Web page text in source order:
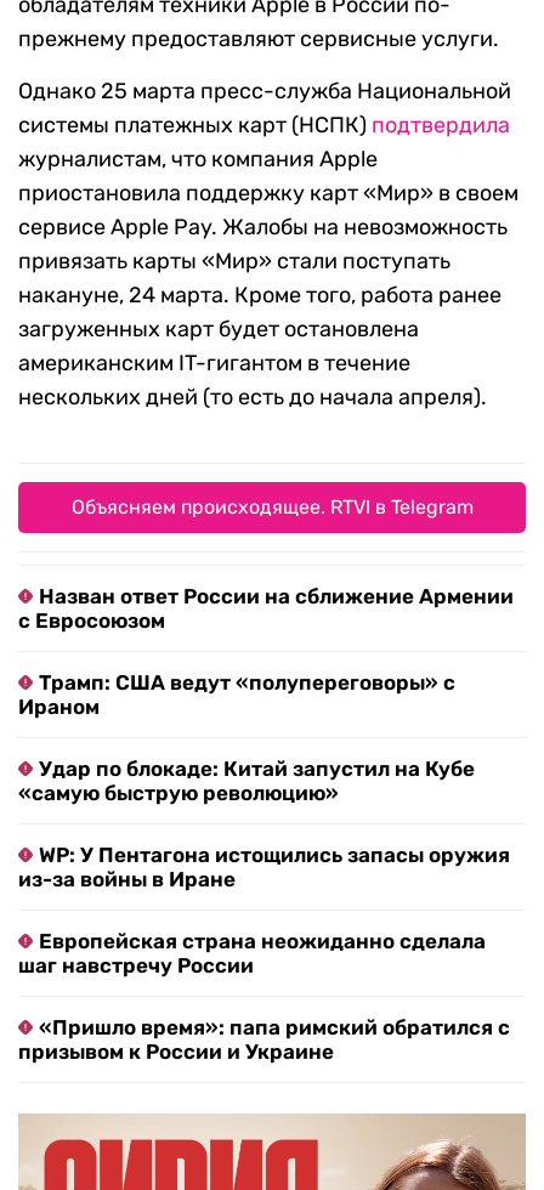
прежнему предоставляют сервисные услуги.
Однако 25 марта пресс-служба Национальной
системы платежных карт (НСПК) подтвердила
журналистам, что компания Apple
приостановила поддержку карт «Мир» в своем
сервисе Apple Pay. Жалобы на невозможность
привязать карты «Мир» стали поступать
накануне, 24 марта. Кроме того, работа ранее
загруженных карт будет остановлена
американским IT-гигантом в течение
нескольких дней (то есть до начала апреля).
Объясняем происходящее. RTVI в Telegram
Назван ответ России на сближение Армении
с Евросоюзом
Трамп: США ведут «полупереговоры» с
Ираном
Удар по блокаде: Китай запустил на Кубе
«самую быструю революцию»
WP: У Пентагона истощились запасы оружия
из-за войны в Иране
Европейская страна неожиданно сделала
шаг навстречу России
«Пришло время»: папа римский обратился с
призывом к России и Украине